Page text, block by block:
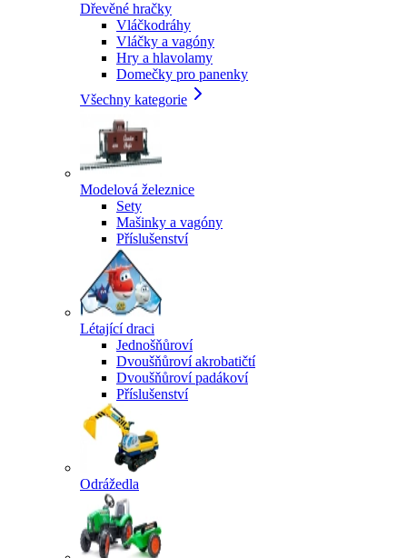
Dřevěné hračky
Vláčkodráhy
Vláčky a vagóny
Hry a hlavolamy
Domečky pro panenky
Všechny kategorie
Modelová železnice
Sety
Mašinky a vagóny
Příslušenství
Létající draci
Jednošňůroví
Dvoušňůroví akrobatičtí
Dvoušňůroví padákoví
Příslušenství
Odrážedla